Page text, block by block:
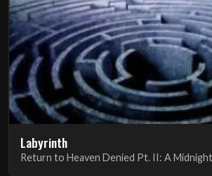
Labyrinth
Return to Heaven Denied Pt. II: A